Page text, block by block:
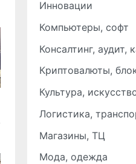
Инновации
Компьютеры, софт
Консалтинг, аудит,
Криптовалюты,
Культура,
Логистика,
Магазины, ТЦ
Мода, одежда